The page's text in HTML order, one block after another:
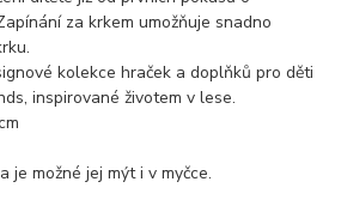
za krkem umožňuje snadno
kolekce hraček a doplňků pro děti
inspirované životem v lese.
je možné jej mýt i v myčce.